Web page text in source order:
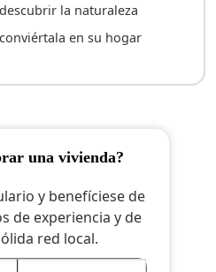
la naturaleza
en su hogar
una vivienda?
y benefíciese de
de experiencia y de
red local.